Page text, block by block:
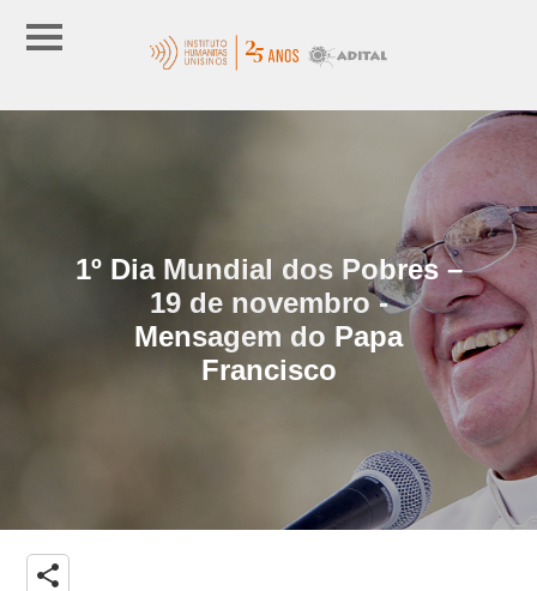
1º Dia Mundial dos Pobres –
19 de novembro -
Mensagem do Papa
Francisco
share